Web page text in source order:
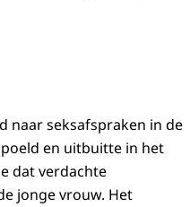
naar seksafspraken in de
en uitbuitte in het
dat verdachte
jonge vrouw. Het